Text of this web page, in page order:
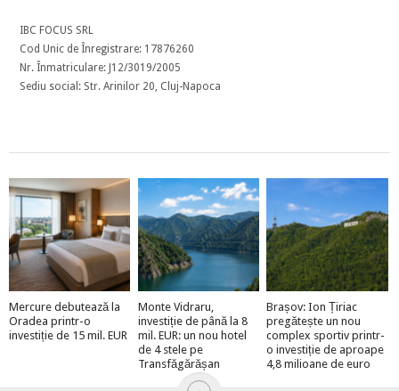
IBC FOCUS SRL
Cod Unic de Înregistrare: 17876260
Nr. Înmatriculare: J12/3019/2005
Sediu social: Str. Arinilor 20, Cluj-Napoca
Mercure debutează la
Oradea printr-o
investiție de 15 mil. EUR
Monte Vidraru,
investiție de până la 8
mil. EUR: un nou hotel
de 4 stele pe
Transfăgărășan
Brașov: Ion Țiriac
pregătește un nou
complex sportiv printr-
o investiție de aproape
4,8 milioane de euro